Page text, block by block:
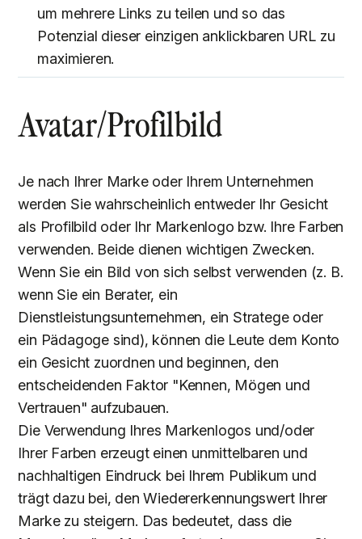
um mehrere Links zu teilen und so das
Potenzial dieser einzigen anklickbaren URL zu
maximieren.
Avatar/Profilbild
Je nach Ihrer Marke oder Ihrem Unternehmen
werden Sie wahrscheinlich entweder Ihr Gesicht
als Profilbild oder Ihr Markenlogo bzw. Ihre Farben
verwenden. Beide dienen wichtigen Zwecken.
Wenn Sie ein Bild von sich selbst verwenden (z. B.
wenn Sie ein Berater, ein
Dienstleistungsunternehmen, ein Stratege oder
ein Pädagoge sind), können die Leute dem Konto
ein Gesicht zuordnen und beginnen, den
entscheidenden Faktor "Kennen, Mögen und
Vertrauen" aufzubauen.
Die Verwendung Ihres Markenlogos und/oder
Ihrer Farben erzeugt einen unmittelbaren und
nachhaltigen Eindruck bei Ihrem Publikum und
trägt dazu bei, den Wiedererkennungswert Ihrer
Marke zu steigern. Das bedeutet, dass die